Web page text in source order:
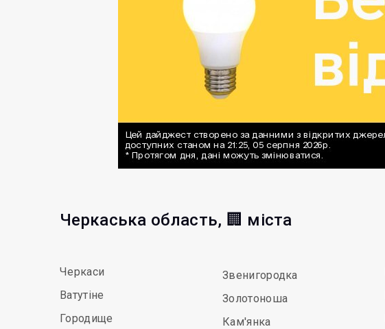
Черкаська область, 🏢 міста
Черкаси
Ватутіне
Городище
Звенигородка
Золотоноша
Кам'янка